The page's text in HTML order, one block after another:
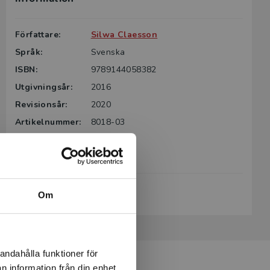
Om
funktioner för
information från din enhet
Författare:
Silwa Claesson
Språk:
Svenska
ISBN:
9789144058382
Utgivningsår:
2016
Revisionsår:
2020
Artikelnummer:
8018-03
208
Köp- och leveransvillkor